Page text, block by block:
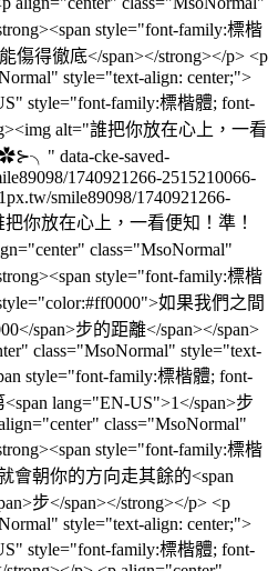
style="font-family:標楷
傷得徹底</span></strong></p> <p
style="text-align: center;">
style="font-family:標楷體; font-
alt="誰把你放在心上，一看
data-cke-saved-
1740921266-2515210066-
smile89098/1740921266-
把你放在心上，一看便知！準！
class="MsoNormal"
style="font-family:標楷
如果我們之間
span>步的距離</span></span>
class="MsoNormal" style="text-
style="font-family:標楷體; font-
lang="EN-US">1</span>步
class="MsoNormal"
style="font-family:標楷
會朝你的方向走其餘的<span
步</span></strong></p> <p
style="text-align: center;">
style="font-family:標楷體; font-